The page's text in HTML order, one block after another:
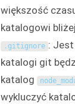
większość
katalogowi
.gitignore : Jest
katalogi git
katalog
wykluczyć